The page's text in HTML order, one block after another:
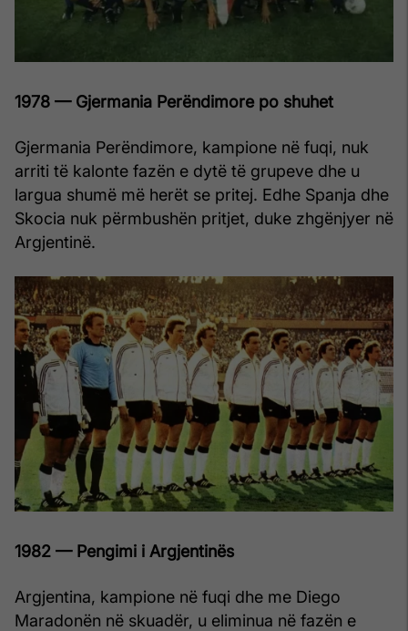
1978 — Gjermania Perëndimore po shuhet
Gjermania Perëndimore, kampione në fuqi, nuk
arriti të kalonte fazën e dytë të grupeve dhe u
largua shumë më herët se pritej. Edhe Spanja dhe
Skocia nuk përmbushën pritjet, duke zhgënjyer në
Argjentinë.
1982 — Pengimi i Argjentinës
Argjentina, kampione në fuqi dhe me Diego
Maradonën në skuadër, u eliminua në fazën e